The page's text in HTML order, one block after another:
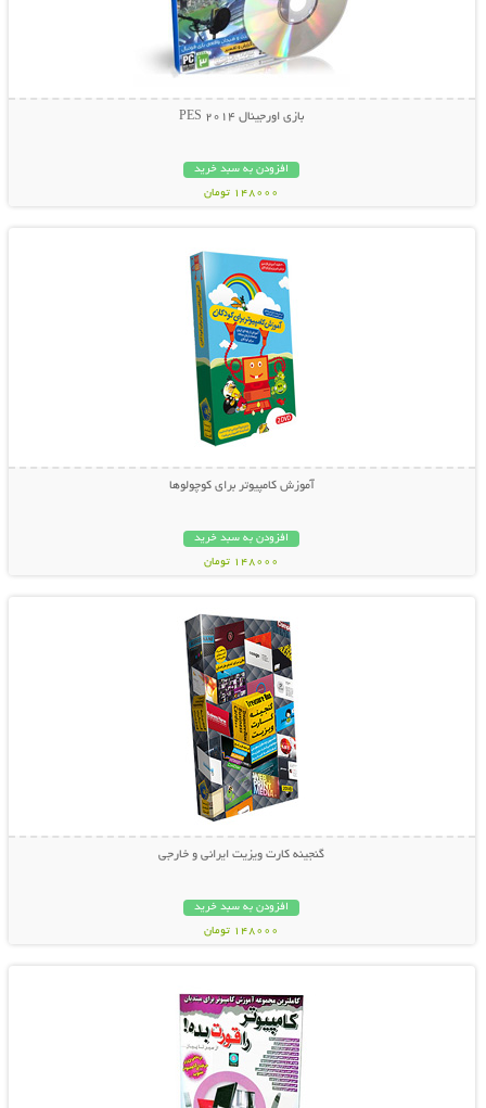
بازی اورجینال PES 2014
افزودن به سبد خرید
148000 تومان
آموزش کامپیوتر برای کوچولوها
افزودن به سبد خرید
148000 تومان
گنجینه کارت ویزیت ایرانی و خارجی
افزودن به سبد خرید
148000 تومان